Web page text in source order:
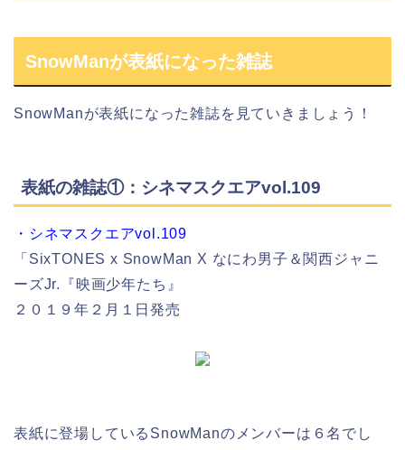
SnowManが表紙になった雑誌
SnowManが表紙になった雑誌を見ていきましょう！
表紙の雑誌①：シネマスクエアvol.109
・シネマスクエアvol.109
「SixTONES x SnowMan X なにわ男子＆関西ジャニ
ーズJr.『映画少年たち』
２０１９年２月１日発売
表紙に登場しているSnowManのメンバーは６名でし